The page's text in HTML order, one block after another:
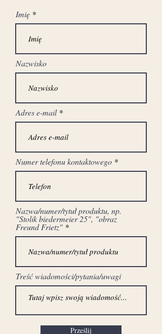
stan przed renowacją
Imię
Nazwisko
Adres e-mail
Numer telefonu kontaktowego
Nazwa/numer/tytuł produktu, np.
"Stolik biedermeier 25", "obraz
Freund Frietz"
Treść wiadomości/pytania/uwagi
Prześlij